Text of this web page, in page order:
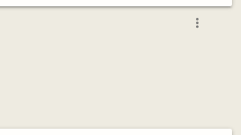
more_vert